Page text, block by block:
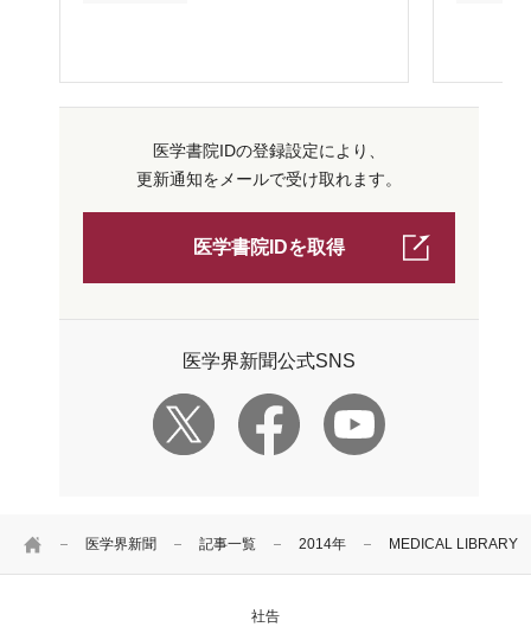
HOME 医学界新聞 記事一覧 2014年 MEDICAL LIBRARY
医学書院IDの登録設定により、
更新通知をメールで受け取れます。
医学書院IDを取得
医学界新聞公式SNS
社告